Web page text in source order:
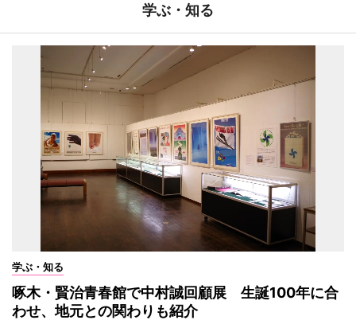
学ぶ・知る
学ぶ・知る
啄木・賢治青春館で中村誠回顧展 生誕100年に合
わせ、地元との関わりも紹介